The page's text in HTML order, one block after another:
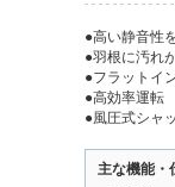
●高い静音性
●羽根に汚れ
●フラットイ
●高効率運転
●風圧式シャ
主な機能・